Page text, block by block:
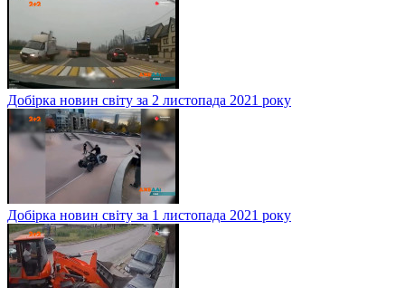
Добірка новин світу за 2 листопада 2021 року
Добірка новин світу за 1 листопада 2021 року